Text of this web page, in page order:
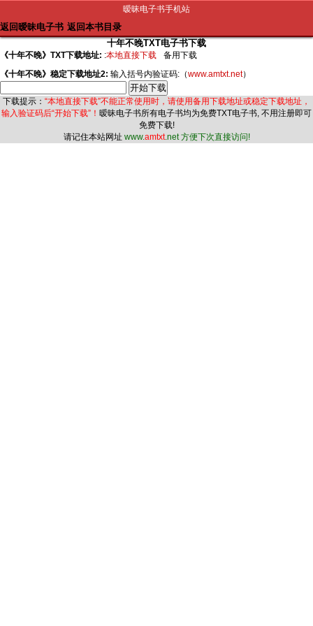
暧昧电子书手机站
返回暧昧电子书 返回本书目录
十年不晚TXT电子书下载
《十年不晚》TXT下载地址: :本地直接下载
备用下载
《十年不晚》稳定下载地址2: 输入括号内验证码:（www.amtxt.net）
下载提示： “本地直接下载”不能正常使用时，请使用备用下载地址或稳定下载地址，
输入验证码后“开始下载”！ 暧昧电子书所有电子书均为免费TXT电子书, 不用注册即可
免费下载!
请记住本站网址 www.amtxt.net 方便下次直接访问!